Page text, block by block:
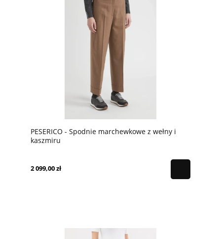
PESERICO - Spodnie marchewkowe z wełny i
kaszmiru
2 099,00 zł